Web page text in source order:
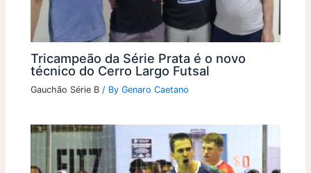
Tricampeão da Série Prata é o novo
técnico do Cerro Largo Futsal
Gauchão Série B / ByGenaro Caetano